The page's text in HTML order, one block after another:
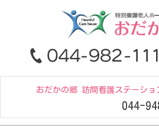
おだかの郷 訪問看護ステーショ
044-